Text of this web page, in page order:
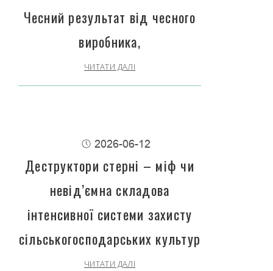
Чесний результат від чесного
виробника,
ЧИТАТИ ДАЛІ
2026-06-12
Деструктори стерні – міф чи
невід’ємна складова
інтенсивної системи захисту
сільськогосподарських культур
ЧИТАТИ ДАЛІ